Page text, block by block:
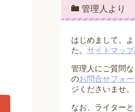
管理人より
はじめまして。
た。 サイトマッ
管理人にご質問
のお問合せフォー
ジくださいませ。
なお、ライター